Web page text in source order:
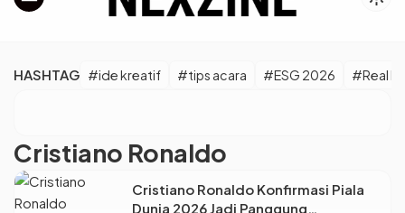
HASHTAG #ide kreatif #tips acara #ESG 2026 #Real
Cristiano Ronaldo
Cristiano Ronaldo Konfirmasi Piala
Dunia 2026 Jadi Panggung